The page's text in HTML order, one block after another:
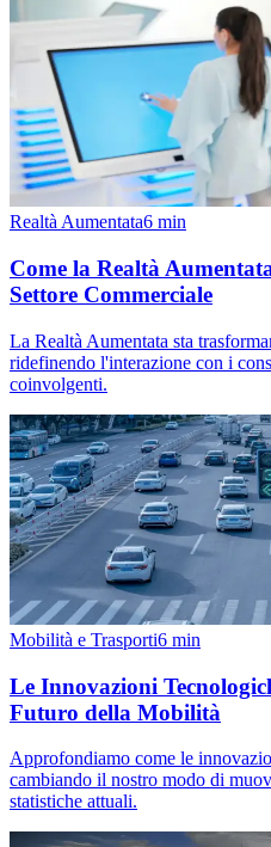
Realtà Aumentata6 min
Come la Realtà
Settore Commerciale
La Realtà Aumentata sta
ridefinendo l'interazione con i
coinvolgenti.
Mobilità e Trasporti6 min
Le Innovazioni
Futuro della Mobilità
Approfondiamo come le
cambiando il nostro modo di
statistiche attuali.